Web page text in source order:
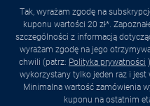
Tak, wyrażam zgodę na
kuponu wartości 20 zł*.
szczególności z informacją
wyrażam zgodę na jego
chwili (patrz: Polityka prywatności
wykorzystany tylko jeden raz i
Minimalna wartość zamówienia
kuponu na ostatnim